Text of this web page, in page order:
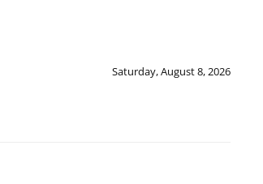
Saturday, August 8, 2026